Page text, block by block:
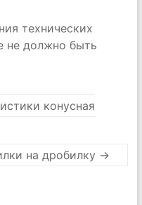
технических
не должно быть
конусная
на дробилку →